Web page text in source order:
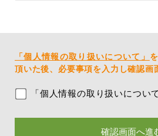
「個人情報の取り扱いについて」
頂いた後、必要事項を入力し確認画
「個人情報の取り扱いについ
確認画面へ進